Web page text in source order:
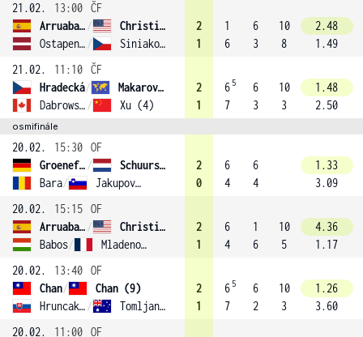
21.02.
13:00 ČF
Arruabarrena-Vecino /
Christian
Ostapenko / Siniaková (6)
2
1
1
6
6
3
10
8
2.48
1.49
21.02.
11:10 ČF
Hradecká/
Makarova (7)
Dabrowski / Xu (4)
2
1
6 5
7
6
3
10
3
1.48
2.50
osmifinále
20.02. 15:30 OF
Groenefeld /
Schuurs (8)
Bara/ Jakupovic
2
0
6
4
6
4
1.33
3.09
20.02.
15:15 OF
Arruabarrena-Vecino /
Christian
Babos/ Mladenovic (1)
2
1
6
4
1
6
10
5
4.36
1.17
20.02.
13:40 OF
Chan/
Chan (9)
Hruncakova / Tomljanovic
2
1
6 5
7
6
2
10
3
1.26
3.60
20.02.
11:00 OF